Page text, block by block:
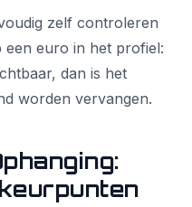
zelf controleren
een euro in het profiel:
dan is het
worden vervangen.